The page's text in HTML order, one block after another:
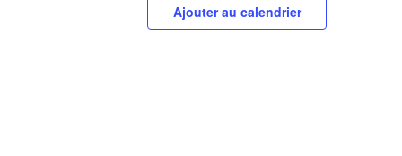
Ajouter au calendrier